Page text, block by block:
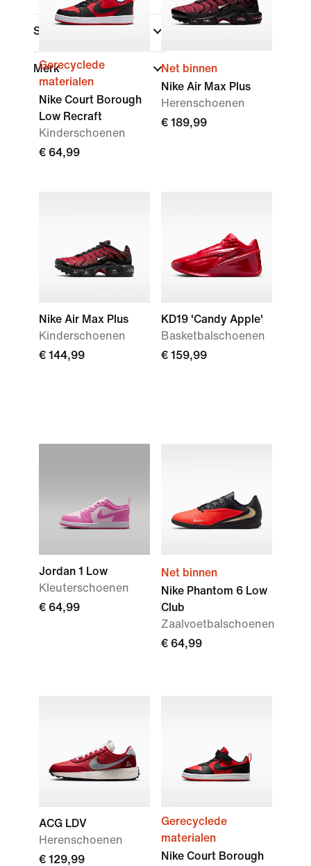
Sport
Merk
Gerecyclede
materialen
Nike Court Borough
Low Recraft
Kinderschoenen
€ 64,99
Net binnen
Nike Air Max Plus
Herenschoenen
€ 189,99
Nike Air Max Plus
Kinderschoenen
€ 144,99
KD19 'Candy Apple'
Basketbalschoenen
€ 159,99
Jordan 1 Low
Kleuterschoenen
€ 64,99
Net binnen
Nike Phantom 6 Low
Club
Zaalvoetbalschoenen
€ 64,99
ACG LDV
Herenschoenen
€ 129,99
Gerecyclede
materialen
Nike Court Borough